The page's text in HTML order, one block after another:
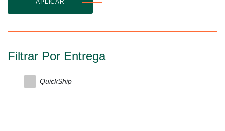
APLICAR
Filtrar Por Entrega
QuickShip